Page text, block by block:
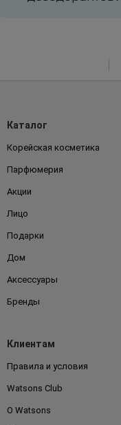
Каталог
Корейская косметика
Парфюмерия
Акции
Лицо
Подарки
Дом
Аксессуары
Бренды
Клиентам
Правила и условия
Watsons Club
О Watsons